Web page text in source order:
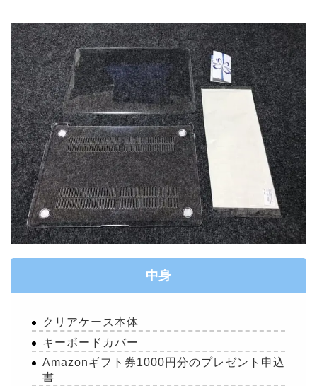
中身
クリアケース本体
キーボードカバー
Amazonギフト券1000円分のプレゼント申込
書